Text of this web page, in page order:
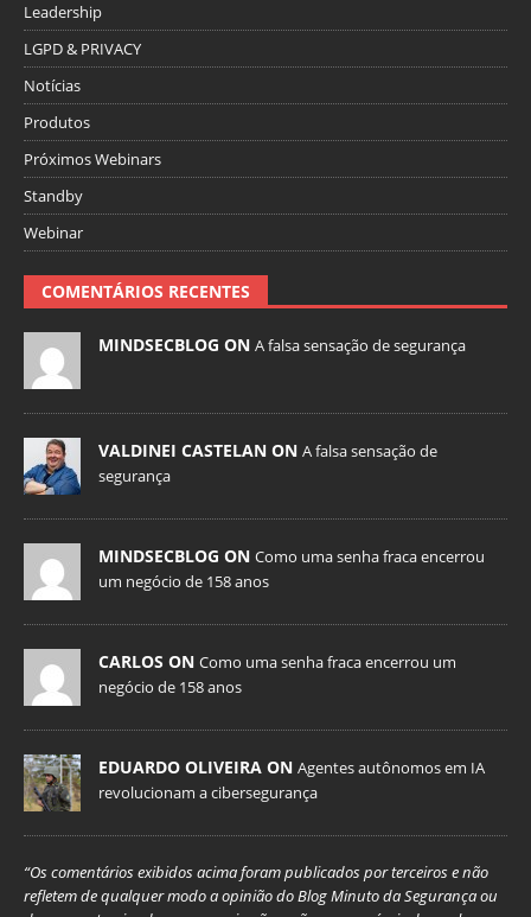
Leadership
LGPD & PRIVACY
Notícias
Produtos
Próximos Webinars
Standby
Webinar
COMENTÁRIOS RECENTES
MINDSECBLOG ON A falsa sensação de segurança
VALDINEI CASTELAN ON A falsa sensação de
segurança
MINDSECBLOG ON Como uma senha fraca encerrou
um negócio de 158 anos
CARLOS ON Como uma senha fraca encerrou um
negócio de 158 anos
EDUARDO OLIVEIRA ON Agentes autônomos em IA
revolucionam a cibersegurança
“Os comentários exibidos acima foram publicados por terceiros e não
refletem de qualquer modo a opinião do Blog Minuto da Segurança ou